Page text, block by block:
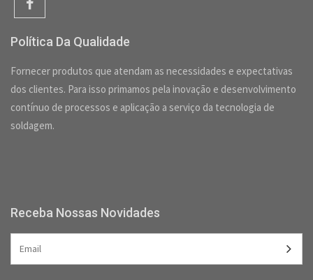
Política Da Qualidade
Fornecer produtos que atendam as necessidades e expectativas
dos clientes. Para isso primamos pela inovação e desenvolvimento
contínuo de processos e aplicação a serviço da tecnologia de
soldagem.
Receba Nossas Novidades